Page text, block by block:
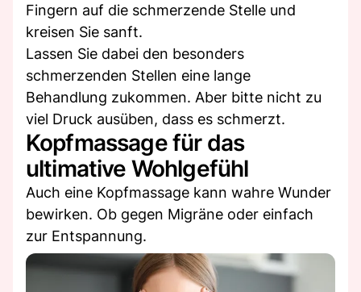
Fingern auf die schmerzende Stelle und
kreisen Sie sanft.
Lassen Sie dabei den besonders
schmerzenden Stellen eine lange
Behandlung zukommen. Aber bitte nicht zu
viel Druck ausüben, dass es schmerzt.
Kopfmassage für das
ultimative Wohlgefühl
Auch eine Kopfmassage kann wahre Wunder
bewirken. Ob gegen Migräne oder einfach
zur Entspannung.